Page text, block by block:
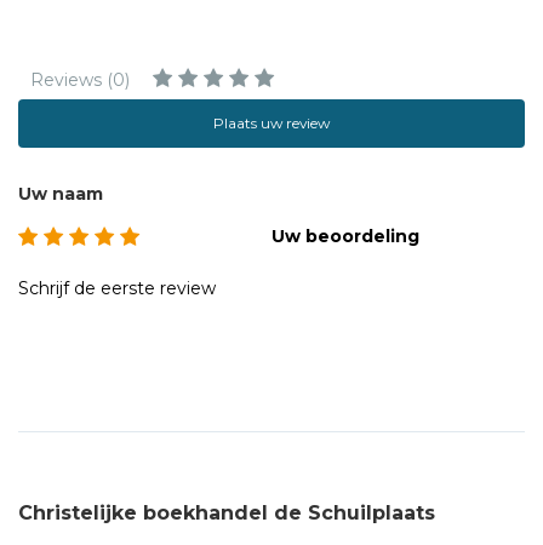
Reviews (0)
Plaats uw review
Uw naam
Uw beoordeling
Schrijf de eerste review
Christelijke boekhandel de Schuilplaats